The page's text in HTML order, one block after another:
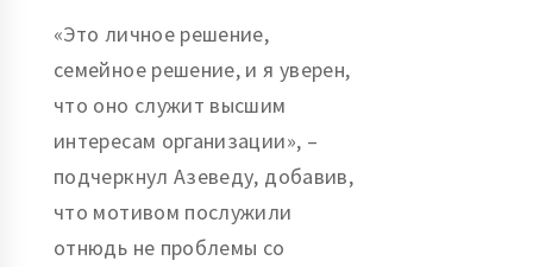
«Это личное решение,
семейное решение, и я уверен,
что оно служит высшим
интересам организации», –
подчеркнул Азеведу, добавив,
что мотивом послужили
отнюдь не проблемы со